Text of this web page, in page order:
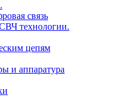
связь
технологии.
цепям
и аппаратура